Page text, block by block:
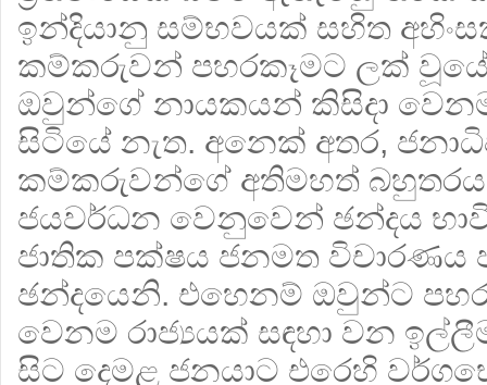
ඉන්දියානු සම්භවයක් සහිත
කම්කරුවන් පහරකෑමට ලක්
ඔවුන්ගේ නායකයන් කිසිදා වෙනම
සිටියේ නැත. අනෙක් අතර,
කම්කරුවන්ගේ අතිමහත්
ජයවර්ධන වෙනුවෙන් ඡන්දය
ජාතික පක්ෂය ජනමත විචාරණය
ඡන්දයෙනි. එහෙනම් ඔවුන්ට
වෙනම රාජ්‍යයක් සඳහා වන
සිට දෙමළ ජනයාට එරෙහි